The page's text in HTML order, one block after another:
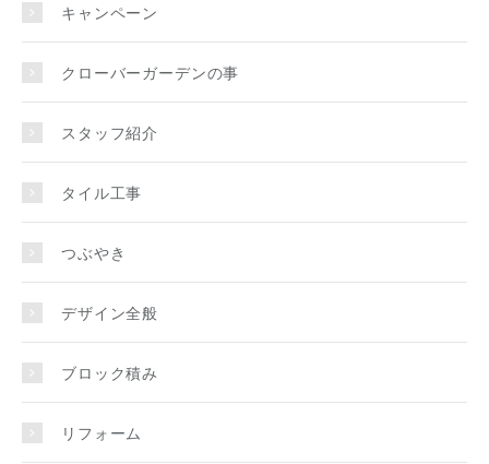
キャンペーン
クローバーガーデンの事
スタッフ紹介
タイル工事
つぶやき
デザイン全般
ブロック積み
リフォーム